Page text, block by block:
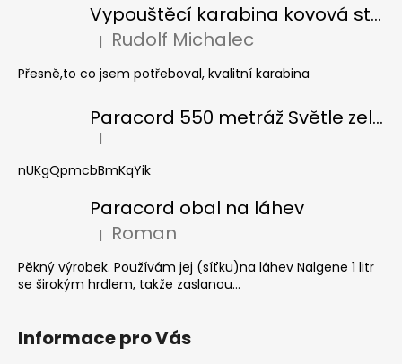
Vypouštěcí karabina kovová stříbrná
Hodnocení produktu je 5 z 5 hvězdiček.
| Rudolf Michalec
Přesně,to co jsem potřeboval, kvalitní karabina
Paracord 550 metráž Světle zelená
Hodnocení produktu je 5 z 5 hvězdiček.
|
nUKgQpmcbBmKqYik
Paracord obal na láhev
Hodnocení produktu je 5 z 5 hvězdiček.
| Roman
Pěkný výrobek. Používám jej (síťku)na láhev Nalgene 1 litr
se širokým hrdlem, takže zaslanou...
Informace pro Vás